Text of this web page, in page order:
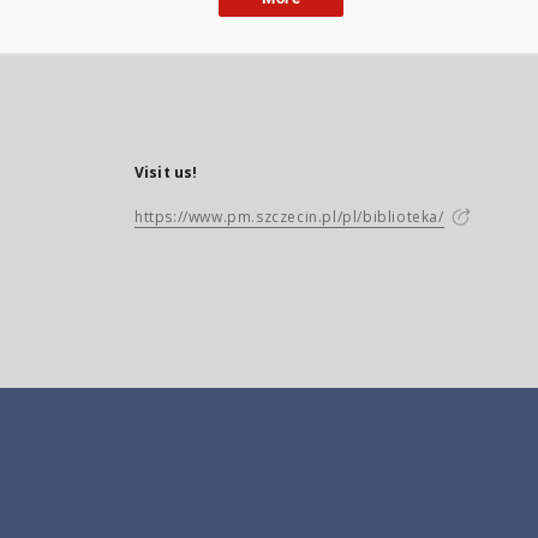
Visit us!
https://www.pm.szczecin.pl/pl/biblioteka/